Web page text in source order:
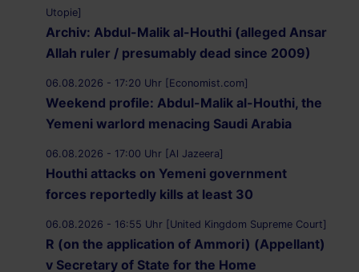
Utopie]
Archiv: Abdul-Malik al-Houthi (alleged Ansar
Allah ruler / presumably dead since 2009)
06.08.2026 - 17:20 Uhr [Economist.com]
Weekend profile: Abdul-Malik al-Houthi, the
Yemeni warlord menacing Saudi Arabia
06.08.2026 - 17:00 Uhr [Al Jazeera]
Houthi attacks on Yemeni government
forces reportedly kills at least 30
06.08.2026 - 16:55 Uhr [United Kingdom Supreme Court]
R (on the application of Ammori) (Appellant)
v Secretary of State for the Home